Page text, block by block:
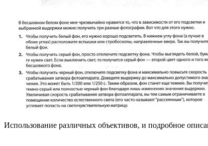
Использование различных объективов, и подробное